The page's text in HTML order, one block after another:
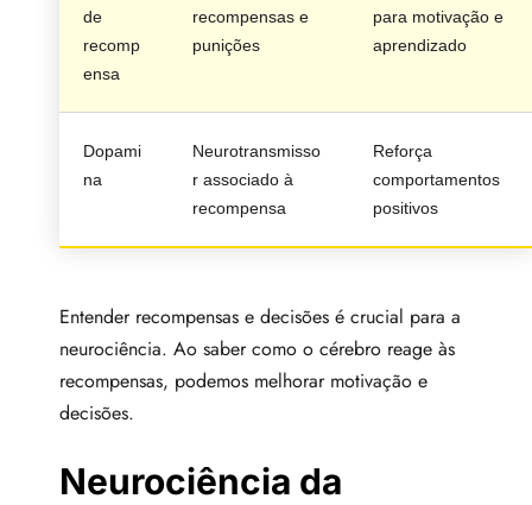
de
recomp
ensa
recompensas e
punições
para motivação e
aprendizado
Dopami
na
Neurotransmisso
r associado à
recompensa
Reforça
comportamentos
positivos
Entender recompensas e decisões é crucial para a
neurociência. Ao saber como o cérebro reage às
recompensas, podemos melhorar motivação e
decisões.
Neurociência da